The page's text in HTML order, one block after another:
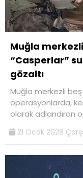
Muğla
“Casperlar”
gözaltı
Muğla merkezli
operasyonlarda,
olarak adlandıran
21 Ocak 2026